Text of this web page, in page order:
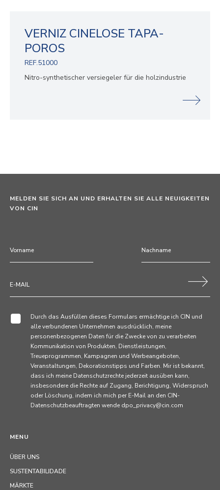
VERNIZ CINELOSE TAPA-
POROS
REF.51000
Nitro-synthetischer versiegeler für die holzindustrie
MENU
ÜBER UNS
SUSTENTABILIDADE
MÄRKTE
MELDEN SIE SICH AN UND ERHALTEN SIE ALLE NEUIGKEITEN
VON CIN
Durch das Ausfüllen dieses Formulars ermächtige ich CIN und
alle verbundenen Unternehmen ausdrücklich, meine
personenbezogenen Daten für die Zwecke von zu verarbeiten
Kommunikation von Produkten, Dienstleistungen,
Treueprogrammen, Kampagnen und Werbeangeboten,
Veranstaltungen, Dekorationstipps und Farben. Mir ist bekannt,
dass ich meine Datenschutzrechte jederzeit ausüben kann,
insbesondere die Rechte auf Zugang, Berichtigung, Widerspruch
oder Löschung, indem ich mich per E-Mail an den CIN-
Datenschutzbeauftragten wende dpo_privacy@cin.com